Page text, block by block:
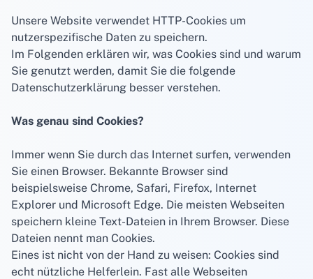
Unsere Website verwendet HTTP-Cookies um
nutzerspezifische Daten zu speichern.
Im Folgenden erklären wir, was Cookies sind und warum
Sie genutzt werden, damit Sie die folgende
Datenschutzerklärung besser verstehen.
Was genau sind Cookies?
Immer wenn Sie durch das Internet surfen, verwenden
Sie einen Browser. Bekannte Browser sind
beispielsweise Chrome, Safari, Firefox, Internet
Explorer und Microsoft Edge. Die meisten Webseiten
speichern kleine Text-Dateien in Ihrem Browser. Diese
Dateien nennt man Cookies.
Eines ist nicht von der Hand zu weisen: Cookies sind
echt nützliche Helferlein. Fast alle Webseiten